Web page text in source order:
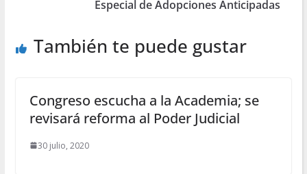
Especial de Adopciones Anticipadas
También te puede gustar
Congreso escucha a la Academia; se
revisará reforma al Poder Judicial
30 julio, 2020